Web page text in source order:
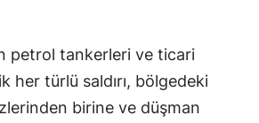
petrol tankerleri ve ticari
her türlü saldırı, bölgedeki
birine ve düşman